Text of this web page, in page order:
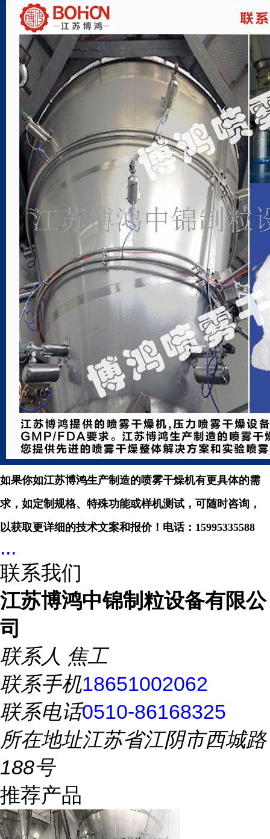
如果你如江苏博鸿生产制造的喷雾干燥机有更具体的需
求，如定制规格、特殊功能或样机测试，可随时咨询，
以获取更详细的技术文案和报价！电话： 15995335588
...
联系我们
江苏博鸿中锦制粒设备有限公
司
联系人 焦工
联系手机18651002062
联系电话0510-86168325
所在地址江苏省江阴市西城路
188号
推荐产品